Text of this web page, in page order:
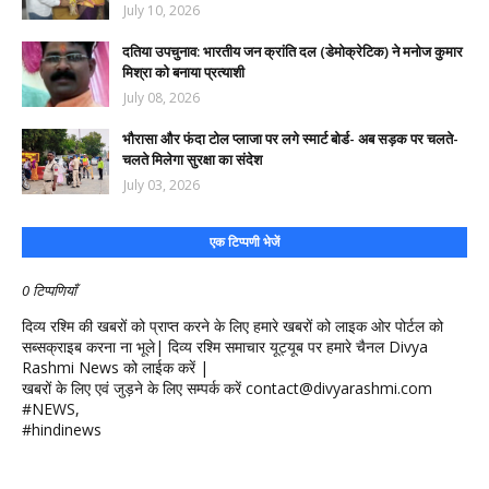
July 10, 2026
दतिया उपचुनाव: भारतीय जन क्रांति दल (डेमोक्रेटिक) ने मनोज कुमार
मिश्रा को बनाया प्रत्याशी
July 08, 2026
भौरासा और फंदा टोल प्लाजा पर लगे स्मार्ट बोर्ड- अब सड़क पर चलते-
चलते मिलेगा सुरक्षा का संदेश
July 03, 2026
एक टिप्पणी भेजें
0 टिप्पणियाँ
दिव्य रश्मि की खबरों को प्राप्त करने के लिए हमारे खबरों को लाइक ओर पोर्टल को
सब्सक्राइब करना ना भूले| दिव्य रश्मि समाचार यूट्यूब पर हमारे चैनल Divya
Rashmi News को लाईक करें |
खबरों के लिए एवं जुड़ने के लिए सम्पर्क करें contact@divyarashmi.com
#NEWS,
#hindinews